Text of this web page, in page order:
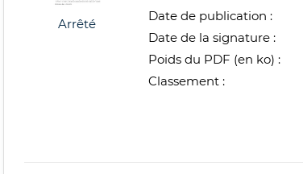
Arrêté
Date de publication :
Date de la signature :
Poids du PDF (en ko) :
Classement :